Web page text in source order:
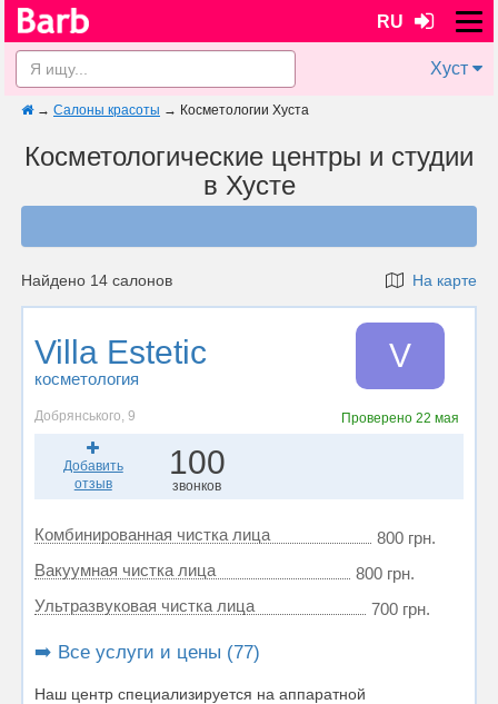
RU
Хуст
→ Салоны красоты → Косметологии Хуста
Косметологические центры и студии
в Хусте
Найдено 14 салонов На карте
Villa Estetic
косметология
V
Добрянського, 9 Проверено22 мая
Добавить
отзыв
100
звонков
Комбинированная чистка лица
800 грн.
Вакуумная чистка лица
800 грн.
Ультразвуковая чистка лица
700 грн.
➡️ Все услуги и цены (77)
Наш центр специализируется на аппаратной